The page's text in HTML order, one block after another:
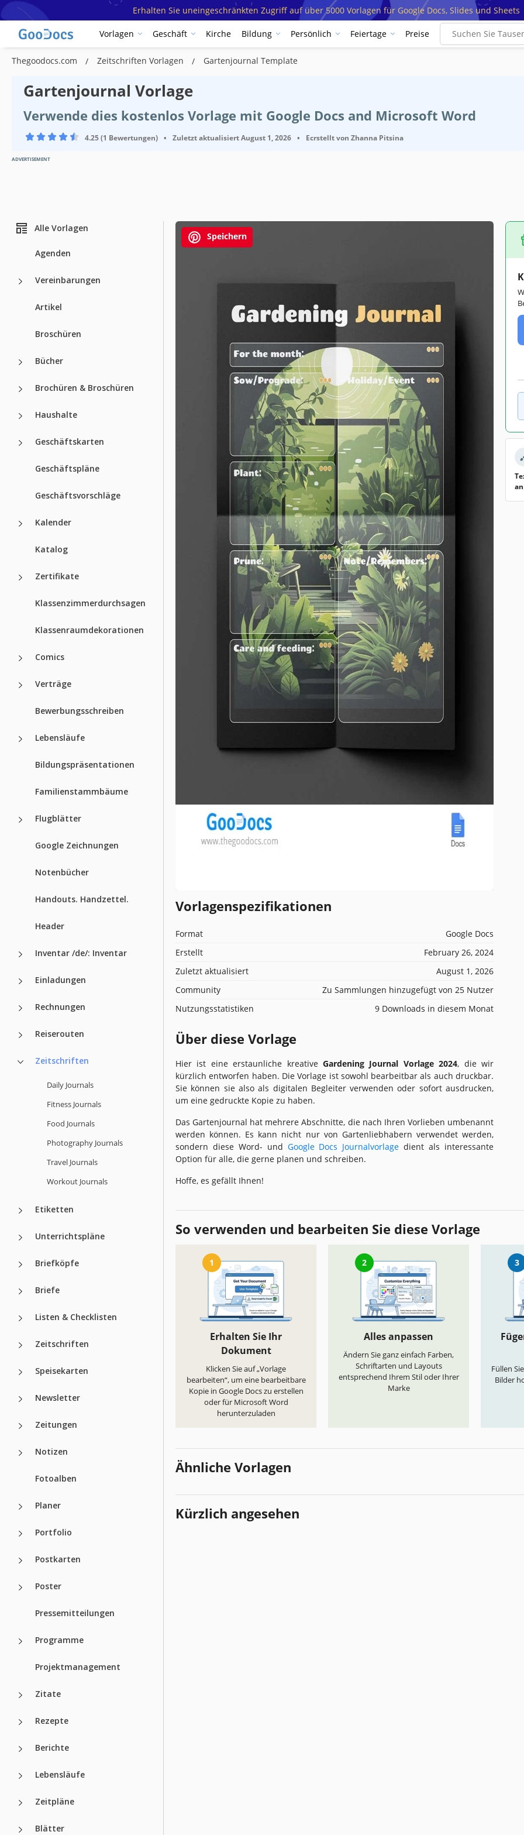
Erhalten Sie uneingeschränkten Zugriff auf über 5000 Vorlagen für Google Docs, Slides und Sheets
Vorlagen Geschäft Kirche Bildung Persönlich Feiertage Preise
Thegoodocs.com Zeitschriften Vorlagen Gartenjournal Template
Gartenjournal Vorlage
Verwende dies kostenlos Vorlage mit Google Docs and Microsoft Word
4.25 (1 Bewertungen) • Zuletzt aktualisiertAugust 1, 2026 • Ecrstellt von Zhanna Pitsina
ADVERTISEMENT
Alle Vorlagen
Agenden
Vereinbarungen
Artikel
Broschüren
Bücher
Brochüren & Broschüren
Haushalte
Geschäftskarten
Geschäftspläne
Geschäftsvorschläge
Kalender
Katalog
Zertifikate
Klassenzimmerdurchsagen
Klassenraumdekorationen
Comics
Verträge
Bewerbungsschreiben
Lebensläufe
Bildungspräsentationen
Familienstammbäume
Flugblätter
Google Zeichnungen
Notenbücher
Handouts. Handzettel.
Header
Inventar /de/: Inventar
Einladungen
Rechnungen
Reiserouten
Zeitschriften
Daily Journals
Fitness Journals
Food Journals
Photography Journals
Travel Journals
Workout Journals
Etiketten
Unterrichtspläne
Briefköpfe
Briefe
Listen & Checklisten
Zeitschriften
Speisekarten
Newsletter
Zeitungen
Notizen
Fotoalben
Planer
Portfolio
Postkarten
Poster
Pressemitteilungen
Programme
Projektmanagement
Zitate
Rezepte
Berichte
Lebensläufe
Zeitpläne
Blätter
Speichern
Vorlagenspezifikationen
Format
Google Docs
Erstellt
February 26, 2024
Zuletzt aktualisiert
August 1, 2026
Community
Zu Sammlungen hinzugefügt von 25 Nutzer
Nutzungsstatistiken
9 Downloads in diesem Monat
Über diese Vorlage
Hier ist eine erstaunliche kreative Gardening Journal Vorlage 2024, die wir
kürzlich entworfen haben. Die Vorlage ist sowohl bearbeitbar als auch druckbar.
Sie können sie also als digitalen Begleiter verwenden oder sofort ausdrucken,
um eine gedruckte Kopie zu haben.
Das Gartenjournal hat mehrere Abschnitte, die nach Ihren Vorlieben umbenannt
werden können. Es kann nicht nur von Gartenliebhabern verwendet werden,
sondern diese Word- und Google Docs Journalvorlage dient als interessante
Option für alle, die gerne planen und schreiben.
Hoffe, es gefällt Ihnen!
So verwenden und bearbeiten Sie diese Vorlage
1
Erhalten Sie Ihr
Dokument
Klicken Sie auf „Vorlage
bearbeiten“, um eine bearbeitbare
Kopie in Google Docs zu erstellen
oder für Microsoft Word
herunterzuladen
2
Alles anpassen
Ändern Sie ganz einfach Farben,
Schriftarten und Layouts
entsprechend Ihrem Stil oder Ihrer
Marke
3
Füllen
Bilder
Ähnliche Vorlagen
Kürzlich angesehen